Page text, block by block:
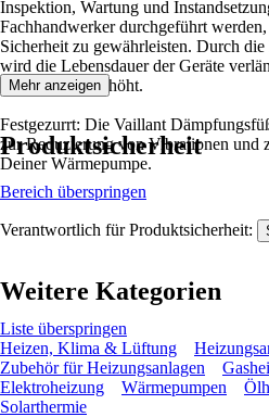
Inspektion, Wartung und
Fachhandwerker durchgeführt
Sicherheit zu gewährleisten. Durch
wird die Lebensdauer der Geräte
Wohnbereich erhöht.
Festgezurrt: Die Vaillant
zur Reduzierung von Vibrationen und
Deiner Wärmepumpe.
Mehr anzeigen
Produktsicherheit
Bereich überspringen
Verantwortlich für Produktsicherheit:
Weitere Kategorien
Liste überspringen
Heizen, Klima & Lüftung
Zubehör für Heizungsanlagen
Elektroheizung
Wärmepumpen
Solarthermie